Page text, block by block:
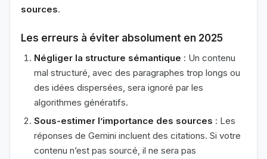
sources.
Les erreurs à éviter absolument en 2025
Négliger la structure sémantique : Un contenu
mal structuré, avec des paragraphes trop longs ou
des idées dispersées, sera ignoré par les
algorithmes génératifs.
Sous-estimer l’importance des sources : Les
réponses de Gemini incluent des citations. Si votre
contenu n’est pas sourcé, il ne sera pas